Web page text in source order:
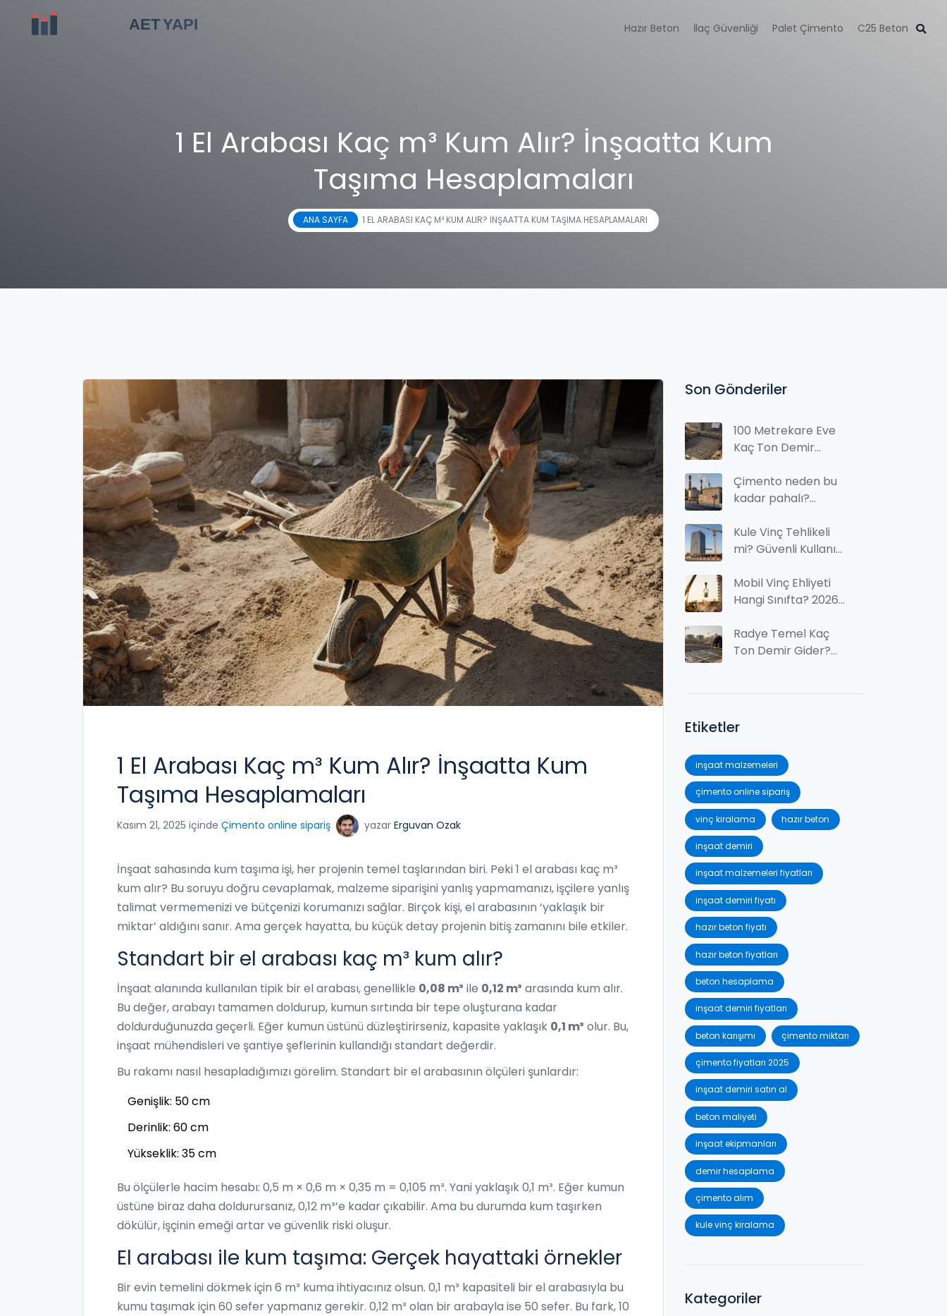
Hazır Beton İlaç Güvenliği Palet Çimento C25 Beton
1 El Arabası Kaç m³ Kum Alır? İnşaatta Kum
Taşıma Hesaplamaları
ANA SAYFA 1 EL ARABASI KAÇ M³ KUM ALIR? İNŞAATTA KUM TAŞIMA HESAPLAMALARI
1 El Arabası Kaç m³ Kum Alır? İnşaatta Kum
Taşıma Hesaplamaları
Kasım 21, 2025 içinde Çimento online sipariş yazar Erguvan Ozak
İnşaat sahasında kum taşıma işi, her projenin temel taşlarından biri. Peki 1 el arabası kaç m³
kum alır? Bu soruyu doğru cevaplamak, malzeme siparişini yanlış yapmamanızı, işçilere yanlış
talimat vermemenizi ve bütçenizi korumanızı sağlar. Birçok kişi, el arabasının ‘yaklaşık bir
miktar’ aldığını sanır. Ama gerçek hayatta, bu küçük detay projenin bitiş zamanını bile etkiler.
Standart bir el arabası kaç m³ kum alır?
İnşaat alanında kullanılan tipik bir el arabası, genellikle 0,08 m³ ile 0,12 m³ arasında kum alır.
Bu değer, arabayı tamamen doldurup, kumun sırtında bir tepe oluşturana kadar
doldurduğunuzda geçerli. Eğer kumun üstünü düzleştirirseniz, kapasite yaklaşık 0,1 m³ olur. Bu,
inşaat mühendisleri ve şantiye şeflerinin kullandığı standart değerdir.
Bu rakamı nasıl hesapladığımızı görelim. Standart bir el arabasının ölçüleri şunlardır:
Genişlik: 50 cm
Derinlik: 60 cm
Yükseklik: 35 cm
Bu ölçülerle hacim hesabı: 0,5 m × 0,6 m × 0,35 m = 0,105 m³. Yani yaklaşık 0,1 m³. Eğer kumun
üstüne biraz daha doldurursanız, 0,12 m³’e kadar çıkabilir. Ama bu durumda kum taşırken
dökülür, işçinin emeği artar ve güvenlik riski oluşur.
El arabası ile kum taşıma: Gerçek hayattaki örnekler
Bir evin temelini dökmek için 6 m³ kuma ihtiyacınız olsun. 0,1 m³ kapasiteli bir el arabasıyla bu
kumu taşımak için 60 sefer yapmanız gerekir. 0,12 m³ olan bir arabayla ise 50 sefer. Bu fark, 10
Son Gönderiler
100 Metrekare Eve
Kaç Ton Demir
Rakamlar ve
Hesaplama Yöntemi
Çimento neden bu
kadar pahalı?
yükselişinin gerçek
nedenleri
Kule Vinç Tehlikeli
mi? Güvenli Kullanım
Mobil Vinç Ehliyeti
Hangi Sınıfta? 2026
Radye Temel Kaç
Ton Demir Gider?
Etiketler
inşaat malzemeleri
çimento online sipariş
vinç kiralama hazır beton
inşaat demiri
inşaat malzemeleri fiyatları
inşaat demiri fiyatı
hazır beton fiyatı
hazır beton fiyatları
beton hesaplama
inşaat demiri fiyatları
beton karışımı çimento miktarı
çimento fiyatları 2025
inşaat demiri satın al
beton maliyeti
inşaat ekipmanları
demir hesaplama
çimento alım
kule vinç kiralama
Kategoriler